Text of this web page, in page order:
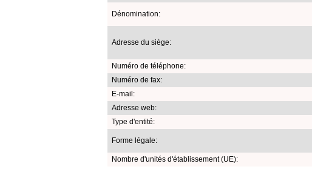
Dénomination:
Adresse du siège:
Numéro de téléphone:
Numéro de fax:
E-mail:
Adresse web:
Type d'entité:
Forme légale:
Nombre d'unités d'établissement (UE):